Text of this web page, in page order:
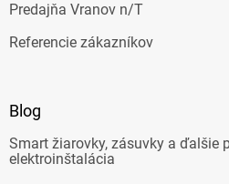
Predajňa Vranov n/T
Referencie zákazníkov
Blog
Smart žiarovky, zásuvky a ďalšie
elektroinštalácia